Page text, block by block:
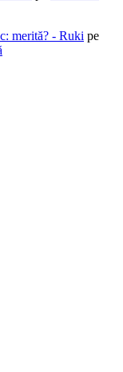
merită? - Ruki pe